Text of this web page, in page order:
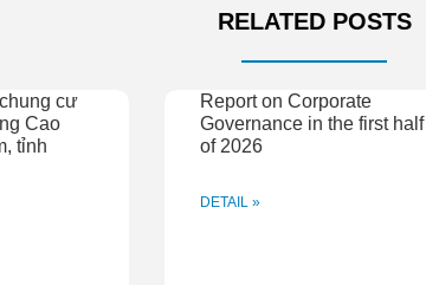
RELATED POSTS
cư
Cao
tỉnh
Report on Corporate
Governance in the first half
of 2026
DETAIL »